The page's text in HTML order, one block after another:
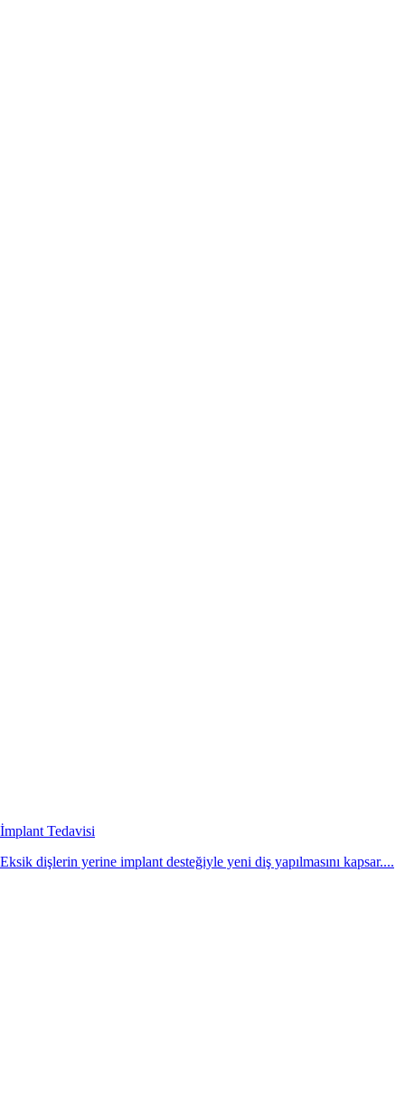
İmplant Tedavisi
Eksik dişlerin yerine implant desteğiyle yeni diş yapılmasını kapsar....